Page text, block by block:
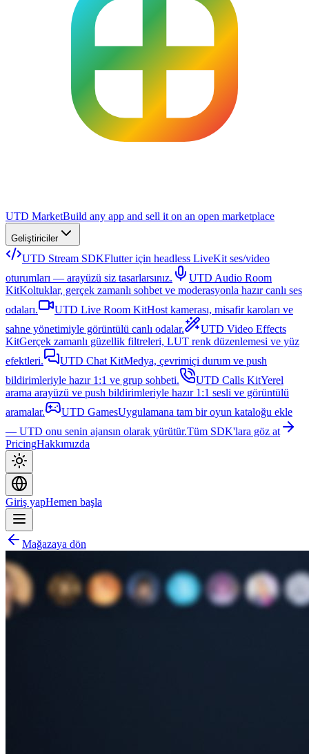
UTD MarketBuild any app and sell it on an open marketplace
Geliştiriciler
UTD Stream SDKFlutter için headless LiveKit ses/video
oturumları — arayüzü siz tasarlarsınız.
UTD Audio Room
KitKoltuklar, gerçek zamanlı sohbet ve moderasyonla hazır canlı ses
odaları.
UTD Live Room KitHost kamerası, misafir karoları ve
sahne yönetimiyle görüntülü canlı odalar.
UTD Video Effects
KitGerçek zamanlı güzellik filtreleri, LUT renk düzenlemesi ve yüz
efektleri.
UTD Chat KitMedya, çevrimiçi durum ve push
bildirimleriyle hazır 1:1 ve grup sohbeti.
UTD Calls KitYerel
arama arayüzü ve push bildirimleriyle hazır 1:1 sesli ve görüntülü
aramalar.
UTD GamesUygulamana tam bir oyun kataloğu ekle
— UTD onu senin ajansın olarak yürütür.Tüm SDK'lara göz at
PricingHakkımızda
Giriş yapHemen başla
Mağazaya dön